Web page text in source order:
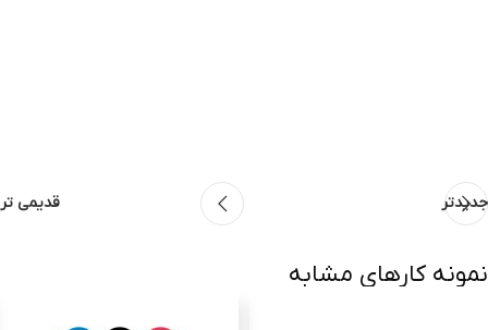
جدیدتر قدیمی تر
نمونه کارهای مشابه